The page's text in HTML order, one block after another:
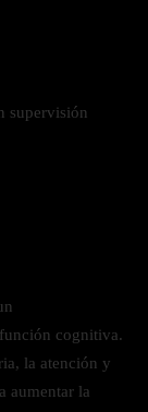
supervisión
cognitiva.
la atención y
aumentar la